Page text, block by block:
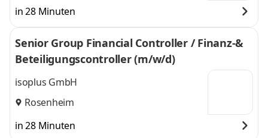
in 28 Minuten
Senior Group Financial Controller / Finanz-&
Beteiligungscontroller (m/w/d)
isoplus GmbH
Rosenheim
in 28 Minuten